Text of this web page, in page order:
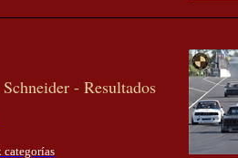
- Resultados